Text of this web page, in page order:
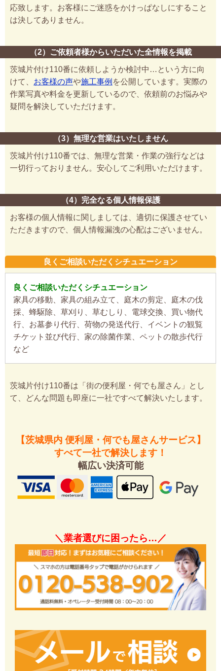
応致します。お客様にご迷惑をかけっぱなしにすること
は決してありません。
（2）ご依頼者様からいただいた全情報を掲載
茨城片付け110番に依頼しようか検討中…という方に向
けて、 お客様の声や施工事例 を公開しています。実際の
作業写真や料金を更新しているので、依頼前のお悩みや
疑問を解決していただけます。
（3）無理な営業はいたしません
茨城片付け110番では、無理な営業・作業の強行などは
一切行っておりません。安心してご利用いただけます。
（4）完全なる個人情報保護
お客様の個人情報に関しましては、適切に保護させてい
ただきますので、個人情報漏洩の心配はございません。
良くご相談いただくシチュエーション
良くご相談いただくシチュエーション
家具の移動、家具の組み立て、庭木の剪定、庭木の伐
採、蜂駆除、草刈り、草むしり、電球交換、買い物代
行、お墓参り代行、荷物の発送代行、イベントの観覧
チケット並び代行、家の除菌作業、ペットの散歩代行
など
茨城片付け110番は「街の便利屋・何でも屋さん」とし
て、どんな問題も即座に一社ですべて解決いたします。
【茨城県内 便利屋・何でも屋さんサービス】
すべて一社で解決します！
幅広い決済可能
＼業者選びに困ったら…／